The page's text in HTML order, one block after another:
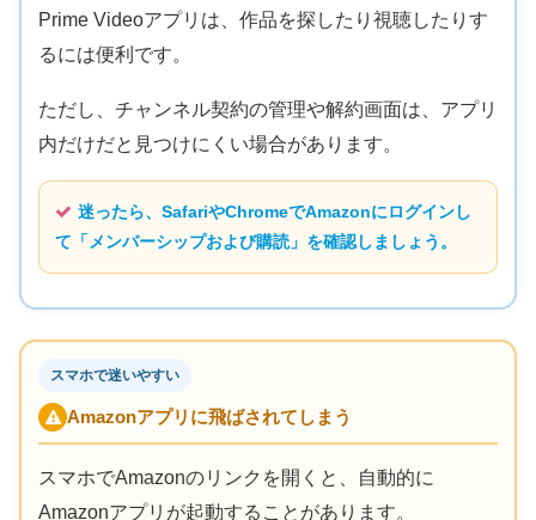
Prime Videoアプリは、作品を探したり視聴したりす
るには便利です。
ただし、チャンネル契約の管理や解約画面は、アプリ
内だけだと見つけにくい場合があります。
迷ったら、SafariやChromeでAmazonにログインし
て「メンバーシップおよび購読」を確認しましょう。
スマホで迷いやすい
Amazonアプリに飛ばされてしまう
スマホでAmazonのリンクを開くと、自動的に
Amazonアプリが起動することがあります。